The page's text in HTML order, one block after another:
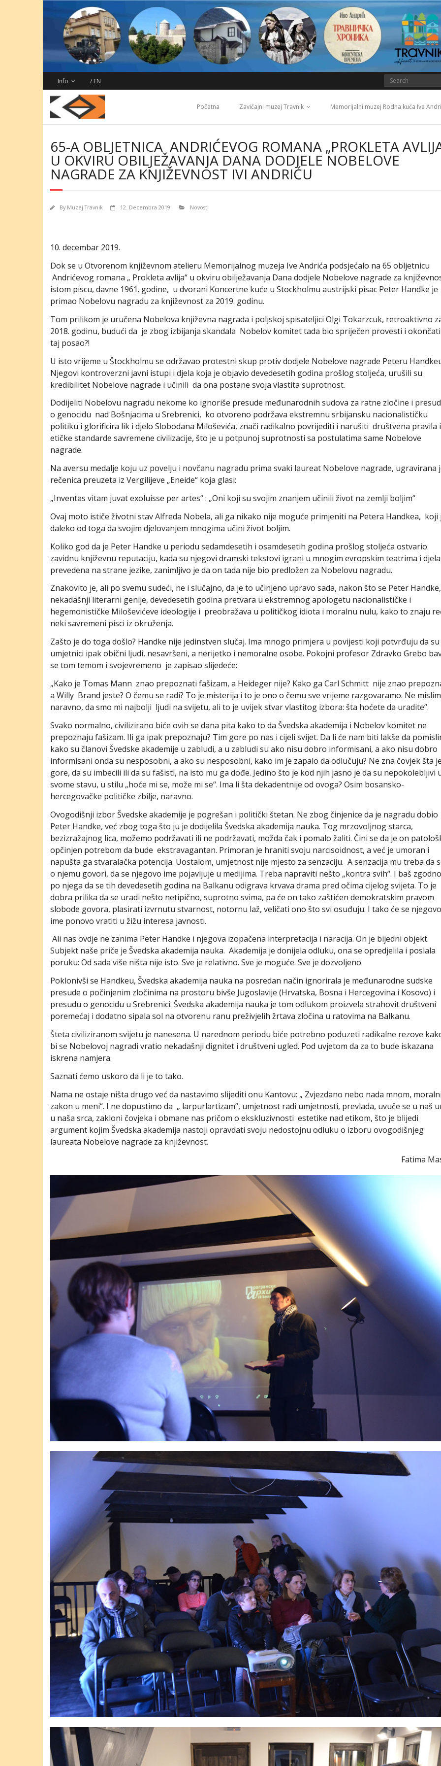
Info / EN
Početna Zavičajni muzej Travnik Memorijalni muzej Rodna kuća Ive
65-A OBLJETNICA ANDRIĆEVOG ROMANA „PROKLETA
U OKVIRU OBILJEŽAVANJA DANA DODJELE NOBELOVE
NAGRADE ZA KNJIŽEVNOST IVI ANDRIĆU
By Muzej Travnik 12. Decembra 2019. Novosti
10. decembar 2019.
Dok se u Otvorenom književnom atelieru Memorijalnog muzeja Ive Andrića podsjećalo na 65 obljetnicu
Andrićevog romana „ Prokleta avlija“ u okviru obilježavanja Dana dodjele Nobelove nagrade za
istom piscu, davne 1961. godine, u dvorani Koncertne kuće u Stockholmu austrijski pisac Peter Handke je
primao Nobelovu nagradu za književnost za 2019. godinu.
Tom prilikom je uručena Nobelova književna nagrada i poljskoj spisateljici Olgi Tokarzcuk, retroaktivno
2018. godinu, budući da je zbog izbijanja skandala Nobelov komitet tada bio spriječen provesti i okončati
taj posao?!
U isto vrijeme u Štockholmu se održavao protestni skup protiv dodjele Nobelove nagrade Peteru
Njegovi kontroverzni javni istupi i djela koja je objavio devedesetih godina prošlog stoljeća, urušili su
kredibilitet Nobelove nagrade i učinili da ona postane svoja vlastita suprotnost.
Dodijeliti Nobelovu nagradu nekome ko ignoriše presude međunarodnih sudova za ratne zločine i
o genocidu nad Bošnjacima u Srebrenici, ko otvoreno podržava ekstremnu srbijansku nacionalističku
politiku i glorificira lik i djelo Slobodana Miloševića, znači radikalno povrijediti i narušiti društvena pravila i
etičke standarde savremene civilizacije, što je u potpunoj suprotnosti sa postulatima same Nobelove
nagrade.
Na aversu medalje koju uz povelju i novčanu nagradu prima svaki laureat Nobelove nagrade, ugravirana
rečenica preuzeta iz Vergilijeve „Eneide“ koja glasi:
„Inventas vitam juvat exoluisse per artes“ : „Oni koji su svojim znanjem učinili život na zemlji boljim“
Ovaj moto ističe životni stav Alfreda Nobela, ali ga nikako nije moguće primjeniti na Petera Handkea, koji
daleko od toga da svojim djelovanjem mnogima učini život boljim.
Koliko god da je Peter Handke u periodu sedamdesetih i osamdesetih godina prošlog stoljeća ostvario
zavidnu književnu reputaciju, kada su njegovi dramski tekstovi igrani u mnogim evropskim teatrima i djela
prevedena na strane jezike, zanimljivo je da on tada nije bio predložen za Nobelovu nagradu.
Znakovito je, ali po svemu sudeći, ne i slučajno, da je to učinjeno upravo sada, nakon što se Peter Handke,
nekadašnji literarni genije, devedesetih godina pretvara u ekstremnog apologetu nacionalističke i
hegemonističke Miloševićeve ideologije i preobražava u političkog idiota i moralnu nulu, kako to znaju
neki savremeni pisci iz okruženja.
Zašto je do toga došlo? Handke nije jedinstven slučaj. Ima mnogo primjera u povijesti koji potvrđuju da su
umjetnici ipak obični ljudi, nesavršeni, a nerijetko i nemoralne osobe. Pokojni profesor Zdravko Grebo
se tom temom i svojevremeno je zapisao slijedeće:
„Kako je Tomas Mann znao prepoznati fašizam, a Heideger nije? Kako ga Carl Schmitt nije znao
a Willy Brand jeste? O čemu se radi? To je misterija i to je ono o čemu sve vrijeme razgovaramo. Ne
naravno, da smo mi najbolji ljudi na svijetu, ali to je uvijek stvar vlastitog izbora: šta hoćete da uradite“.
Svako normalno, civilizirano biće ovih se dana pita kako to da Švedska akademija i Nobelov komitet ne
prepoznaju fašizam. Ili ga ipak prepoznaju? Tim gore po nas i cijeli svijet. Da li će nam biti lakše da
kako su članovi Švedske akademije u zabludi, a u zabludi su ako nisu dobro informisani, a ako nisu dobro
informisani onda su nesposobni, a ako su nesposobni, kako im je zapalo da odlučuju? Ne zna čovjek šta
gore, da su imbecili ili da su fašisti, na isto mu ga dođe. Jedino što je kod njih jasno je da su nepokolebljivi
svome stavu, u stilu „hoće mi se, može mi se“. Ima li šta dekadentnije od ovoga? Osim bosansko-
hercegovačke političke zbilje, naravno.
Ovogodišnji izbor Švedske akademije je pogrešan i politički štetan. Ne zbog činjenice da je nagradu dobio
Peter Handke, već zbog toga što ju je dodijelila Švedska akademija nauka. Tog mrzovoljnog starca,
bezizražajnog lica, možemo podržavati ili ne podržavati, možda čak i pomalo žaliti. Čini se da je on
opčinjen potrebom da bude ekstravagantan. Primoran je hraniti svoju narcisoidnost, a već je umoran i
napušta ga stvaralačka potencija. Uostalom, umjetnost nije mjesto za senzaciju. A senzacija mu treba da
o njemu govori, da se njegovo ime pojavljuje u medijima. Treba napraviti nešto „kontra svih“. I baš zgodno
po njega da se tih devedesetih godina na Balkanu odigrava krvava drama pred očima cijelog svijeta. To je
dobra prilika da se uradi nešto netipično, suprotno svima, pa će on tako zaštićen demokratskim pravom
slobode govora, plasirati izvrnutu stvarnost, notornu laž, veličati ono što svi osuđuju. I tako će se njegovo
ime ponovo vratiti u žižu interesa javnosti.
Ali nas ovdje ne zanima Peter Handke i njegova izopačena interpretacija i naracija. On je bijedni objekt.
Subjekt naše priče je Švedska akademija nauka. Akademija je donijela odluku, ona se opredjelila i poslala
poruku: Od sada više ništa nije isto. Sve je relativno. Sve je moguće. Sve je dozvoljeno.
Poklonivši se Handkeu, Švedska akademija nauka na posredan način ignorirala je međunarodne sudske
presude o počinjenim zločinima na prostoru bivše Jugoslavije (Hrvatska, Bosna i Hercegovina i Kosovo) i
presudu o genocidu u Srebrenici. Švedska akademija nauka je tom odlukom proizvela strahovit društveni
poremećaj i dodatno sipala sol na otvorenu ranu preživjelih žrtava zločina u ratovima na Balkanu.
Šteta civiliziranom svijetu je nanesena. U narednom periodu biće potrebno poduzeti radikalne rezove
bi se Nobelovoj nagradi vratio nekadašnji dignitet i društveni ugled. Pod uvjetom da za to bude iskazana
iskrena namjera.
Saznati ćemo uskoro da li je to tako.
Nama ne ostaje ništa drugo već da nastavimo slijediti onu Kantovu: „ Zvjezdano nebo nada mnom,
zakon u meni“. I ne dopustimo da „ larpurlartizam“, umjetnost radi umjetnosti, prevlada, uvuče se u naš
u naša srca, zakloni čovjeka i obmane nas pričom o ekskluzivnosti estetike nad etikom, što je blijedi
argument kojim Švedska akademija nastoji opravdati svoju nedostojnu odluku o izboru ovogodišnjeg
laureata Nobelove nagrade za književnost.
Fatima